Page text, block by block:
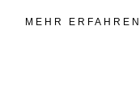
MEHR